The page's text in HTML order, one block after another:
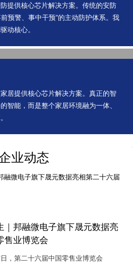
提供核心芯片解决方案。传统的安防
前预警、事中干预”的主动防护体系。我
动核心。
居提供核心芯片解决方案。真正的智
智能，而是整个家居环境融为一体、
业动态
｜邦融微电子旗下晟元数据亮
售业博览会
第二十六届中国零售业博览会